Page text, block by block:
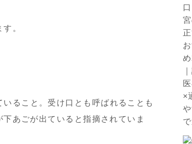
。
ること。受け口とも呼ばれることも
あごが出ていると指摘されていま